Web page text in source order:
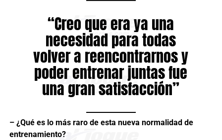
“Creo que era ya una
necesidad para todas
volver a reencontrarnos y
poder entrenar juntas fue
una gran satisfacción”
– ¿Qué es lo más raro de esta nueva normalidad de
entrenamiento?